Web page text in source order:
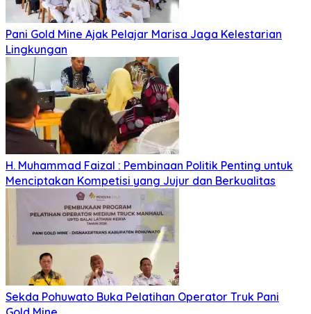
Pani Gold Mine Ajak Pelajar Marisa Jaga Kelestarian
Lingkungan
H. Muhammad Faizal : Pembinaan Politik Penting untuk
Menciptakan Kompetisi yang Jujur dan Berkualitas
Sekda Pohuwato Buka Pelatihan Operator Truk Pani